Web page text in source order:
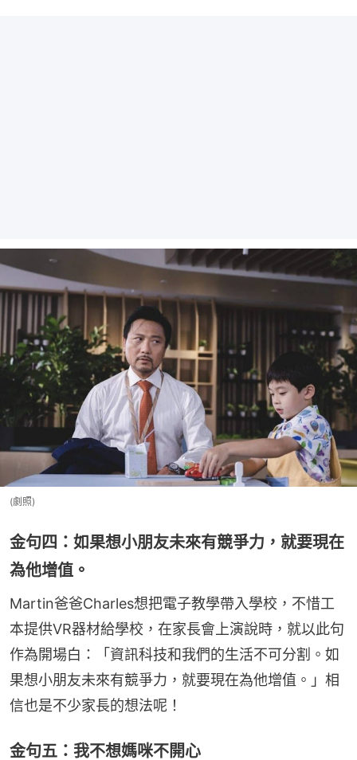
(劇照)
金句四：如果想小朋友未來有競爭力，就要現在
為他增值。
Martin爸爸Charles想把電子教學帶入學校，不惜工
本提供VR器材給學校，在家長會上演說時，就以此句
作為開場白：「資訊科技和我們的生活不可分割。如
果想小朋友未來有競爭力，就要現在為他增值。」相
信也是不少家長的想法呢！
金句五：我不想媽咪不開心